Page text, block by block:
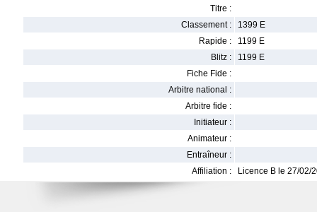
Titre :
Classement :
1399 E
Rapide :
1199 E
Blitz :
1199 E
Fiche Fide :
Arbitre national :
Arbitre fide :
Initiateur :
Animateur :
Entraîneur :
Affiliation :
Licence B le 27/02/